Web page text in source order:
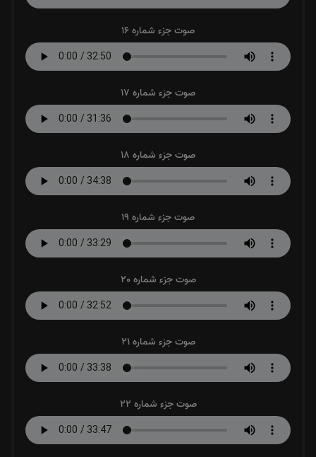
صوت جزء شماره 16
صوت جزء شماره 17
صوت جزء شماره 18
صوت جزء شماره 19
صوت جزء شماره 20
صوت جزء شماره 21
صوت جزء شماره 22